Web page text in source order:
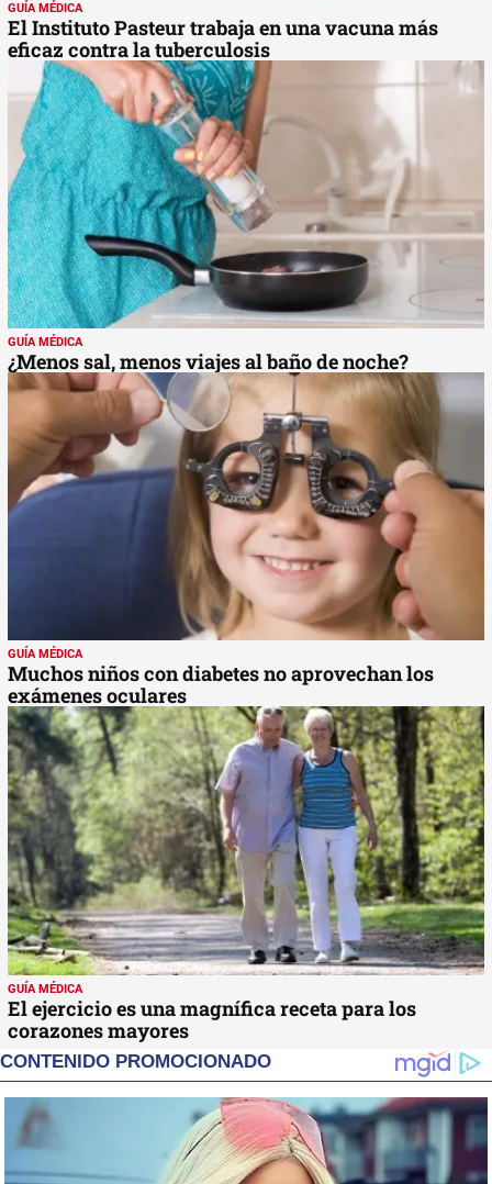
GUÍA MÉDICA
El Instituto Pasteur trabaja en una vacuna más
eficaz contra la tuberculosis
GUÍA MÉDICA
¿Menos sal, menos viajes al baño de noche?
GUÍA MÉDICA
Muchos niños con diabetes no aprovechan los
exámenes oculares
GUÍA MÉDICA
El ejercicio es una magnífica receta para los
corazones mayores
CONTENIDO PROMOCIONADO